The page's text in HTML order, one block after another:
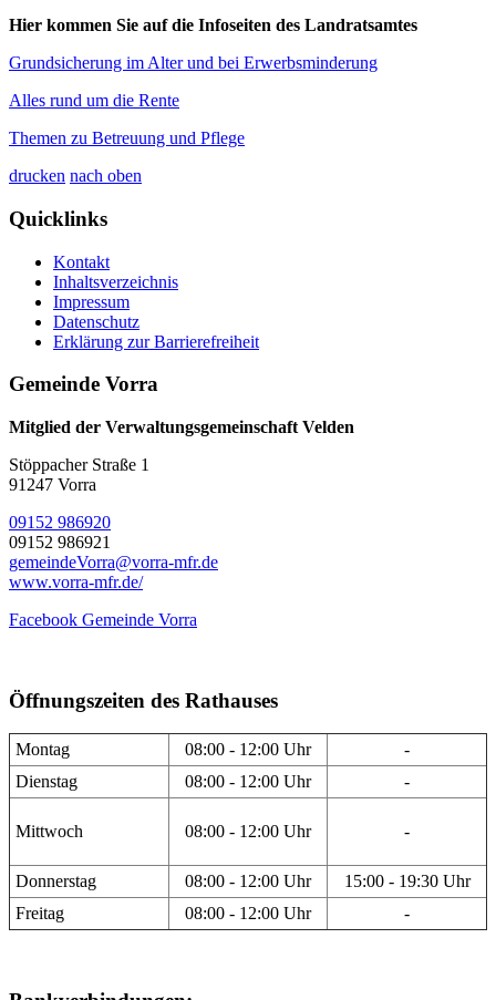
Hier kommen Sie auf die Infoseiten des Landratsamtes
Grundsicherung im Alter und bei Erwerbsminderung
Alles rund um die Rente
Themen zu Betreuung und Pflege
drucken nach oben
Quicklinks
Kontakt
Inhaltsverzeichnis
Impressum
Datenschutz
Erklärung zur Barrierefreiheit
Gemeinde Vorra
Mitglied der Verwaltungsgemeinschaft Velden
Stöppacher Straße 1
91247 Vorra
09152 986920
09152 986921
gemeindeVorra@vorra-mfr.de
www.vorra-mfr.de/
Facebook Gemeinde Vorra
Öffnungszeiten des Rathauses
Montag 08:00 - 12:00 Uhr
-
Dienstag
08:00 - 12:00 Uhr -
Mittwoch 08:00 - 12:00 Uhr -
Donnerstag 08:00 - 12:00 Uhr
15:00 - 19:30 Uhr
Freitag
08:00 - 12:00 Uhr -